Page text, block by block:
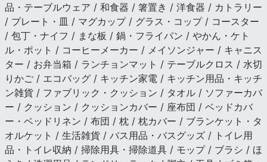
品・テーブルウェア / 和食器 / 箸置き / 洋食器 / カトラリー
/ プレート・皿 / マグカップ / グラス・コップ / コースター
/ 包丁・ナイフ / まな板 / 鍋・フライパン / やかん・ケト
ル・ポット / コーヒーメーカー / メイソンジャー / キャニス
ター / お弁当箱 / ランチョンマット / テーブルクロス / 水切
りかご / エコバッグ / キッチン家電 / キッチン用品・キッチ
ン雑貨 / ファブリック・クッション / タオル / ソファーカバ
ー / クッション / クッションカバー / 座布団 / ベッドカバ
ー・ベッドリネン / 布団 / 枕 / 枕カバー / ブランケット・タ
オルケット / 生活雑貨 / バス用品・バスグッズ / トイレ用
品・トイレ収納 / 掃除用具・掃除道具 / モップ / ブラシ / ほ